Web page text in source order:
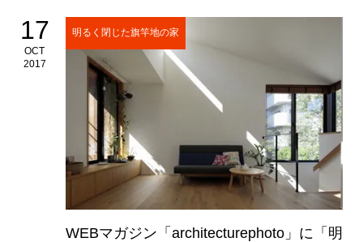
17
OCT
2017
明るく閉じた旗竿地の家
WEBマガジン「architecturephoto」に「明